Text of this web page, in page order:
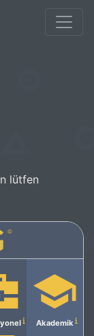
lütfen
Akademik